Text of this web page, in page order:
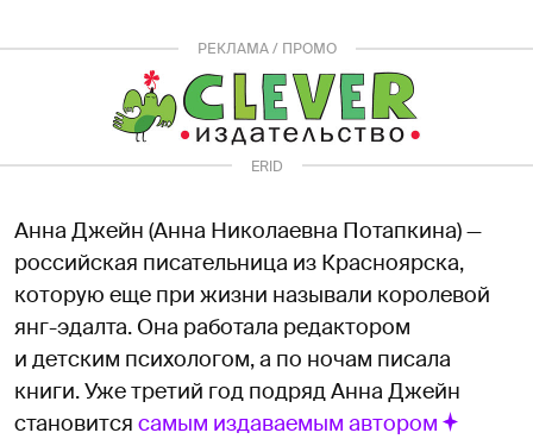
РЕКЛАМА / ПРОМО
ERID
Анна Джейн (Анна Николаевна Потапкина) —
российская писательница из Красноярска,
которую еще при жизни называли королевой
янг-эдалта. Она работала редактором
и детским психологом, а по ночам писала
книги. Уже третий год подряд Анна Джейн
становится самым издаваемым автором